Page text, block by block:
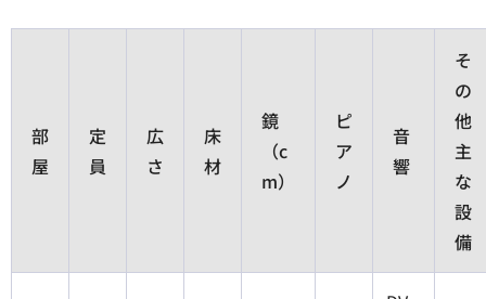
部
屋
定
員
広
さ
床
材
鏡
（c
m）
ピ
ア
ノ
音
響
そ
の
他
主
な
設
備